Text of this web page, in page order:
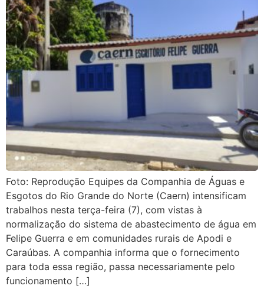
Foto: Reprodução Equipes da Companhia de Águas e
Esgotos do Rio Grande do Norte (Caern) intensificam
trabalhos nesta terça-feira (7), com vistas à
normalização do sistema de abastecimento de água em
Felipe Guerra e em comunidades rurais de Apodi e
Caraúbas. A companhia informa que o fornecimento
para toda essa região, passa necessariamente pelo
funcionamento […]